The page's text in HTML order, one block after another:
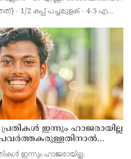
- 1/2 കപ്പ് പച്ചമുളക് - 4-5 എണ്ണം
ഇന്നും ഹാജരായില്ല
പ്രതികൾ
ഇന്നും ഹാജരായില്ല.